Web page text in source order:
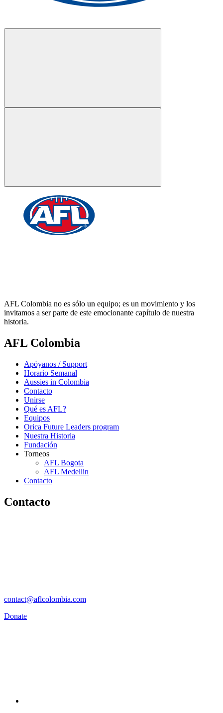
AFL Colombia no es sólo un equipo; es un movimiento y los
invitamos a ser parte de este emocionante capítulo de nuestra
historia.
AFL Colombia
Apóyanos / Support
Horario Semanal
Aussies in Colombia
Contacto
Unirse
Qué es AFL?
Equipos
Orica Future Leaders program
Nuestra Historia
Fundación
Torneos
AFL Bogota
AFL Medellin
Contacto
Contacto
contact@aflcolombia.com
Donate